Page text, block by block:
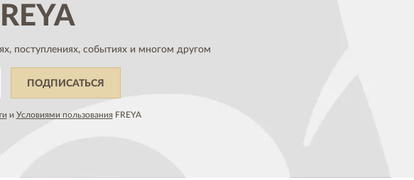
поступлениях, событиях и многом другом
ПОДПИСАТЬСЯ
и Условиями пользованияFREYA